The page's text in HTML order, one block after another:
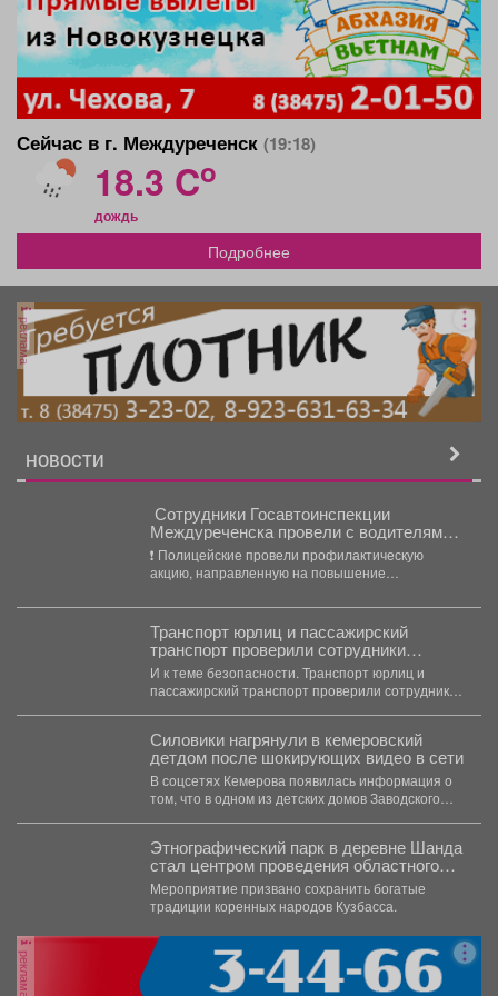
Сейчас в г. Междуреченск (19:18)
18.3 Co
дождь
Подробнее
реклама
НОВОСТИ
‍ Сотрудники Госавтоинспекции
Междуреченска провели с водителями
беседы о неукоснительном соблюдении
Правил дорожного движения
❗️ Полицейские провели профилактическую
акцию, направленную на повышение
транспорте юридических лиц...
Транспорт юрлиц и пассажирский
транспорт проверили сотрудники
технического надзора
И к теме безопасности. Транспорт юрлиц и
пассажирский транспорт проверили сотрудники
Силовики нагрянули в кемеровский
детдом после шокирующих видео в сети
В соцсетях Кемерова появилась информация о
том, что в одном из детских домов Заводского
Этнографический парк в деревне Шанда
стал центром проведения областного
телеутского национального праздника
Единства «Теле-Каан-2026»!
Мероприятие призвано сохранить богатые
традиции коренных народов Кузбасса.
реклама